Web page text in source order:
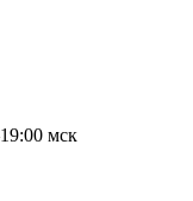
мск